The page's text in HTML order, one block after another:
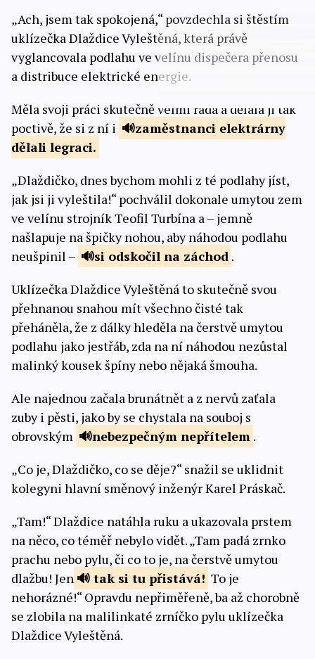
„Ach, jsem tak spokojená,“ povzdechla si štěstím
uklízečka Dlaždice Vyleštěná, která právě
vyglancovala podlahu ve velínu dispečera přenosu
a distribuce elektrické energie.
Měla svoji práci skutečně velmi ráda a dělala ji tak
poctivě, že si z ní i
zaměstnanci elektrárny
dělali legraci.
„Dlaždičko, dnes bychom mohli z té podlahy jíst,
jak jsi ji vyleštila!“ pochválil dokonale umytou zem
ve velínu strojník Teofil Turbína a – jemně
našlapuje na špičky nohou, aby náhodou podlahu
neušpinil –
si odskočil na záchod .
Uklízečka Dlaždice Vyleštěná to skutečně svou
přehnanou snahou mít všechno čisté tak
přeháněla, že z dálky hleděla na čerstvě umytou
podlahu jako jestřáb, zda na ní náhodou nezůstal
malinký kousek špíny nebo nějaká šmouha.
Ale najednou začala brunátnět a z nervů zaťala
zuby i pěsti, jako by se chystala na souboj s
obrovským
nebezpečným nepřítelem .
„Co je, Dlaždičko, co se děje?“ snažil se uklidnit
kolegyni hlavní směnový inženýr Karel Práskač.
„Tam!“ Dlaždice natáhla ruku a ukazovala prstem
na něco, co téměř nebylo vidět. „Tam padá zrnko
prachu nebo pylu, či co to je, na čerstvě umytou
dlažbu! Jen
tak si tu přistává! To je
nehorázné!“ Opravdu nepřiměřeně, ba až chorobně
se zlobila na malilinkaté zrníčko pylu uklízečka
Dlaždice Vyleštěná.